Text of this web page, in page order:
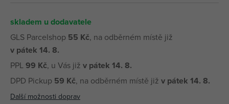
skladem u dodavatele
GLS Parcelshop 55 Kč, na odběrném místě již
v pátek 14. 8.
PPL99 Kč, u Vás již v pátek 14. 8.
DPD Pickup 59 Kč, na odběrném místě již v pátek 14. 8.
Další možnosti doprav